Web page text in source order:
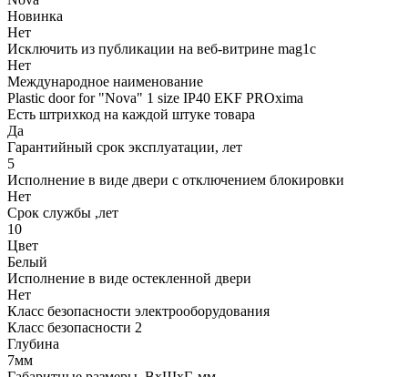
Новинка
Нет
Исключить из публикации на веб-витрине mag1c
Нет
Международное наименование
Plastic door for "Nova" 1 size IP40 EKF PROxima
Есть штрихкод на каждой штуке товара
Да
Гарантийный срок эксплуатации, лет
5
Исполнение в виде двери с отключением блокировки
Нет
Срок службы ,лет
10
Цвет
Белый
Исполнение в виде остекленной двери
Нет
Класс безопасности электрооборудования
Класс безопасности 2
Глубина
7мм